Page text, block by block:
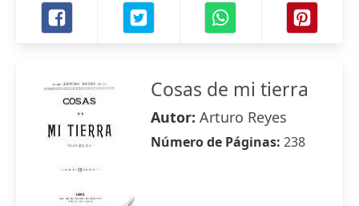
Cosas de mi tierra
Autor: Arturo Reyes
Número de Páginas: 238